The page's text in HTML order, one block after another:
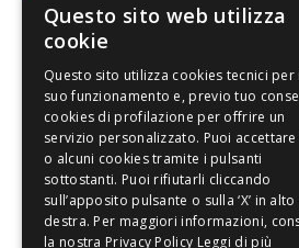
FACEBOOK
Questo sito web utilizza
cookie
Leggi di più